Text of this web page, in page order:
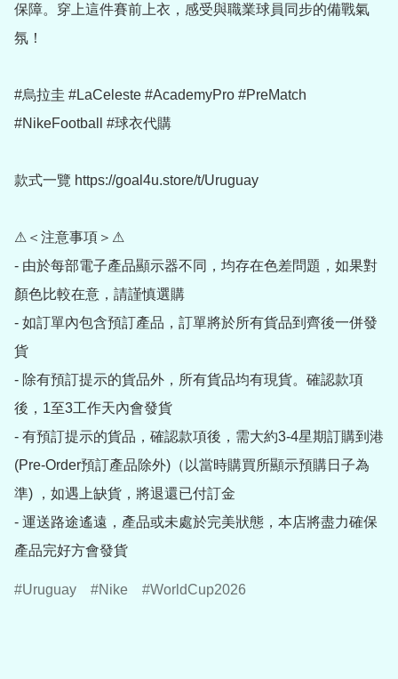
保障。穿上這件賽前上衣，感受與職業球員同步的備戰氣
氛！
#烏拉圭 #LaCeleste #AcademyPro #PreMatch
#NikeFootball #球衣代購
款式一覽 https://goal4u.store/t/Uruguay
⚠＜注意事項＞⚠
- 由於每部電子產品顯示器不同，均存在色差問題，如果對
顏色比較在意，請謹慎選購
- 如訂單內包含預訂產品，訂單將於所有貨品到齊後一併發
貨
- 除有預訂提示的貨品外，所有貨品均有現貨。確認款項
後，1至3工作天內會發貨
- 有預訂提示的貨品，確認款項後，需大約3-4星期訂購到港
(Pre-Order預訂產品除外)（以當時購買所顯示預購日子為
準) ，如遇上缺貨，將退還已付訂金
- 運送路途遙遠，產品或未處於完美狀態，本店將盡力確保
產品完好方會發貨
Uruguay Nike WorldCup2026